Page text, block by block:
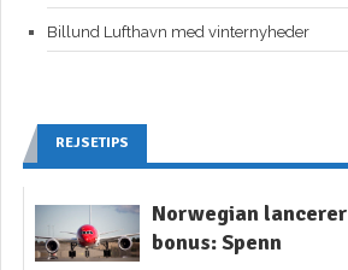
Billund Lufthavn med vinternyheder
REJSETIPS
Norwegian
bonus: Spenn